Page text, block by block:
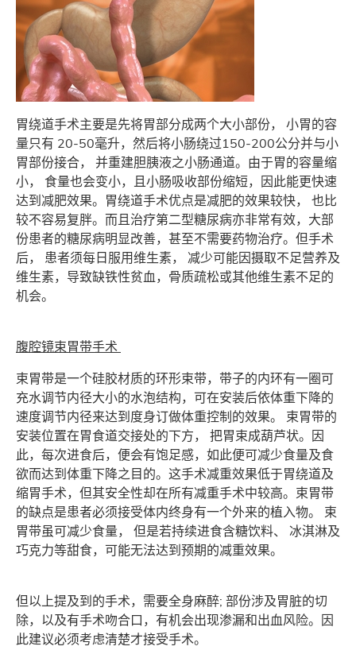
胃绕道手术主要是先将胃部分成两个大小部份， 小胃的容
量只有 20-50毫升，然后将小肠绕过150-200公分并与小
胃部份接合， 并重建胆胰液之小肠通道。由于胃的容量缩
小， 食量也会变小，且小肠吸收部份缩短，因此能更快速
达到减肥效果。胃绕道手术优点是减肥的效果较快， 也比
较不容易复胖。而且治疗第二型糖尿病亦非常有效，大部
份患者的糖尿病明显改善，甚至不需要药物治疗。但手术
后， 患者须每日服用维生素， 减少可能因摄取不足营养及
维生素，导致缺铁性贫血，骨质疏松或其他维生素不足的
机会。
腹腔镜束胃带手术
束胃带是一个硅胶材质的环形束带，带子的内环有一圈可
充水调节内径大小的水泡结构，可在安装后依体重下降的
速度调节内径来达到度身订做体重控制的效果。 束胃带的
安装位置在胃食道交接处的下方， 把胃束成葫芦状。因
此，每次进食后，便会有饱足感，如此便可减少食量及食
欲而达到体重下降之目的。这手术减重效果低于胃绕道及
缩胃手术，但其安全性却在所有减重手术中较高。束胃带
的缺点是患者必须接受体内终身有一个外来的植入物。 束
胃带虽可减少食量， 但是若持续进食含糖饮料、 冰淇淋及
巧克力等甜食，可能无法达到预期的减重效果。
但以上提及到的手术，需要全身麻醉; 部份涉及胃脏的切
除，以及有手术吻合口，有机会出现渗漏和出血风险。因
此建议必须考虑清楚才接受手术。